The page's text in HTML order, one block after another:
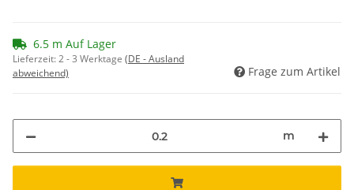
6.5 m Auf Lager
Lieferzeit:2 - 3 Werktage (DE - Ausland
abweichend)
Frage zum Artikel
m